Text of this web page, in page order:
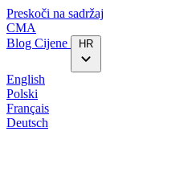
Preskoči na sadržaj
CMA
Blog‎ Cijene HR
English
Polski
Français
Deutsch